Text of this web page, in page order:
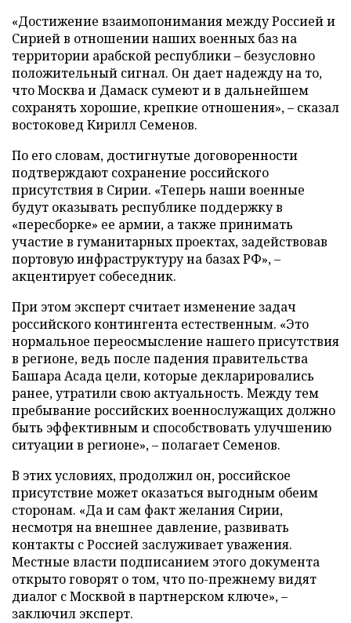
«Достижение взаимопонимания между Россией и
Сирией в отношении наших военных баз на
территории арабской республики – безусловно
положительный сигнал. Он дает надежду на то,
что Москва и Дамаск сумеют и в дальнейшем
сохранять хорошие, крепкие отношения», – сказал
востоковед Кирилл Семенов.
По его словам, достигнутые договоренности
подтверждают сохранение российского
присутствия в Сирии. «Теперь наши военные
будут оказывать республике поддержку в
«пересборке» ее армии, а также принимать
участие в гуманитарных проектах, задействовав
портовую инфраструктуру на базах РФ», –
акцентирует собеседник.
При этом эксперт считает изменение задач
российского контингента естественным. «Это
нормальное переосмысление нашего присутствия
в регионе, ведь после падения правительства
Башара Асада цели, которые декларировались
ранее, утратили свою актуальность. Между тем
пребывание российских военнослужащих должно
быть эффективным и способствовать улучшению
ситуации в регионе», – полагает Семенов.
В этих условиях, продолжил он, российское
присутствие может оказаться выгодным обеим
сторонам. «Да и сам факт желания Сирии,
несмотря на внешнее давление, развивать
контакты с Россией заслуживает уважения.
Местные власти подписанием этого документа
открыто говорят о том, что по-прежнему видят
диалог с Москвой в партнерском ключе», –
заключил эксперт.